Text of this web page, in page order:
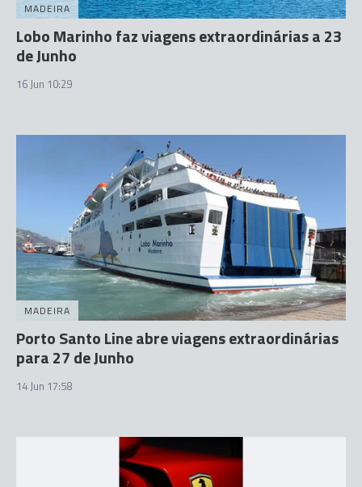
MADEIRA
Lobo Marinho faz viagens extraordinárias a 23
de Junho
16 Jun 10:29
MADEIRA
Porto Santo Line abre viagens extraordinárias
para 27 de Junho
14 Jun 17:58